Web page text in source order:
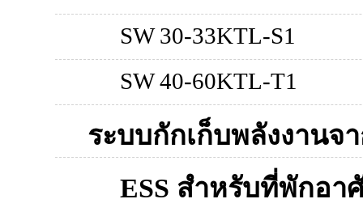
SW 30-33KTL-S1
SW 40-60KTL-T1
ระบบกักเก็บพลังงานจ
ESS สำหรับที่พักอา